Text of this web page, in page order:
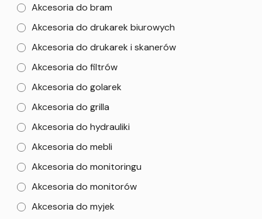
Akcesoria do bram
Akcesoria do drukarek biurowych
Akcesoria do drukarek i skanerów
Akcesoria do filtrów
Akcesoria do golarek
Akcesoria do grilla
Akcesoria do hydrauliki
Akcesoria do mebli
Akcesoria do monitoringu
Akcesoria do monitorów
Akcesoria do myjek